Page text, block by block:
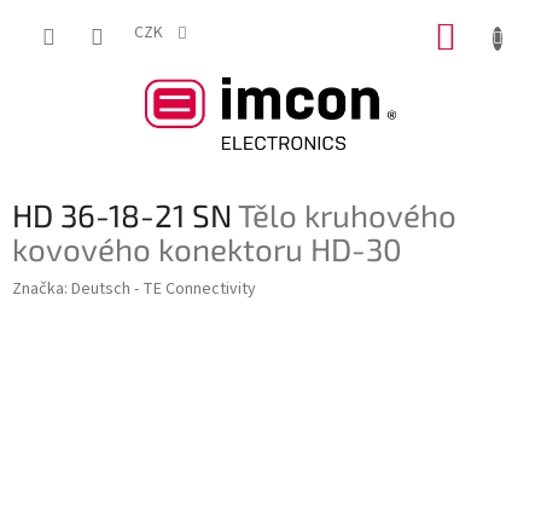
CZK
HD 36-18-21 SN Tělo kruhového
kovového konektoru HD-30
Značka: Deutsch - TE Connectivity